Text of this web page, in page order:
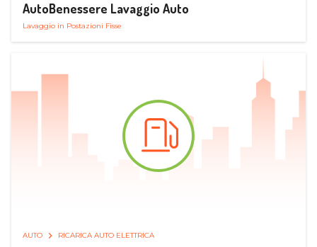
AutoBenessere Lavaggio Auto
Lavaggio in Postazioni Fisse
AUTO RICARICA AUTO ELETTRICA